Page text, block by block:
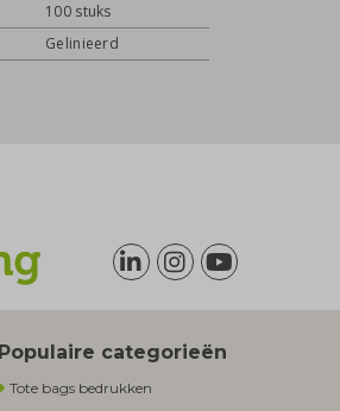
100 stuks
Gelinieerd
Populaire categorieën
Tote bags bedrukken